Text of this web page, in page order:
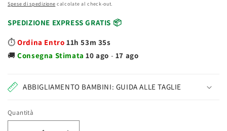
Spese di spedizione calcolate al check-out.
SPEDIZIONE EXPRESS GRATIS 📦
⏱️Ordina Entro 11h 53m 34s
🚚Consegna Stimata10 ago - 17 ago
ABBIGLIAMENTO BAMBINI: GUIDA ALLE TAGLIE
Quantità